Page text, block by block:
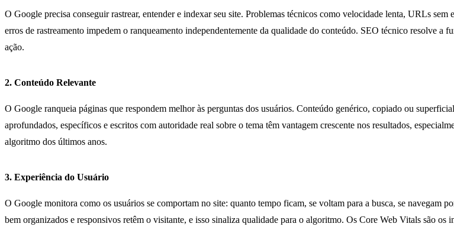
O Google precisa conseguir rastrear, entender e indexar seu site. Problemas técnicos como velocidade lenta, URLs sem
erros de rastreamento impedem o ranqueamento independentemente da qualidade do conteúdo. SEO técnico resolve a
ação.
2. Conteúdo Relevante
O Google ranqueia páginas que respondem melhor às perguntas dos usuários. Conteúdo genérico, copiado ou
aprofundados, específicos e escritos com autoridade real sobre o tema têm vantagem crescente nos resultados,
algoritmo dos últimos anos.
3. Experiência do Usuário
O Google monitora como os usuários se comportam no site: quanto tempo ficam, se voltam para a busca, se navegam
bem organizados e responsivos retêm o visitante, e isso sinaliza qualidade para o algoritmo. Os Core Web Vitals são os